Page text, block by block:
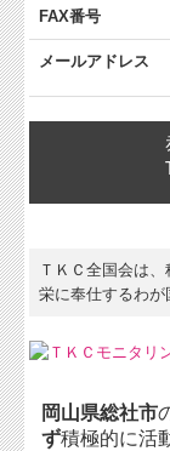
税務カレン
売上アップ
経理業務の
FAX番号
メールアドレス
ＴＫＣ全国会は
栄に奉仕するわが
岡山県総社市
ず積極的に活